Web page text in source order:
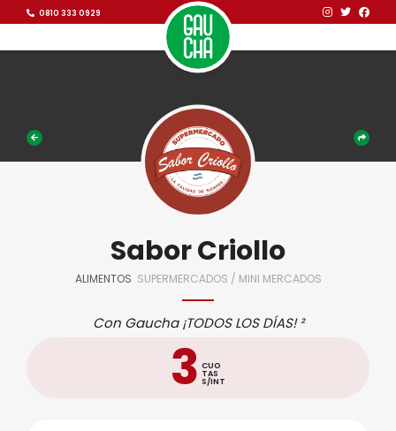
0810 333 0929
Sabor Criollo
ALIMENTOS SUPERMERCADOS / MINI MERCADOS
Con Gaucha ¡TODOS LOS DÍAS! ²
3 CUO
TAS
S/INT